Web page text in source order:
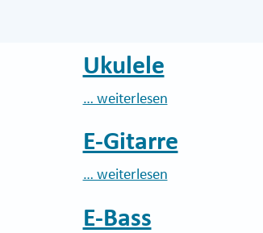
Ukulele
… weiterlesen
E-Gitarre
… weiterlesen
E-Bass